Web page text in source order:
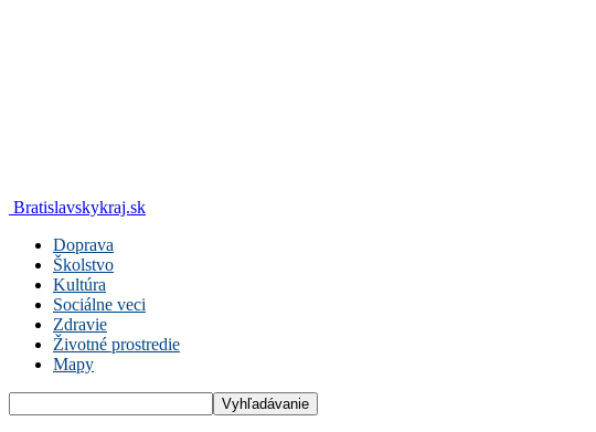
Bratislavskykraj.sk
Doprava
Školstvo
Kultúra
Sociálne veci
Zdravie
Životné prostredie
Mapy